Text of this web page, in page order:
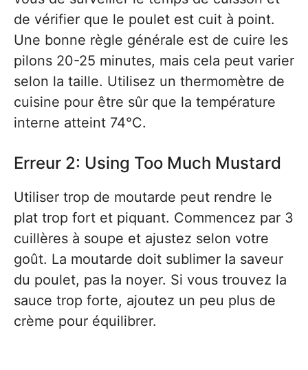
de vérifier que le poulet est cuit à point.
Une bonne règle générale est de cuire les
pilons 20-25 minutes, mais cela peut varier
selon la taille. Utilisez un thermomètre de
cuisine pour être sûr que la température
interne atteint 74°C.
Erreur 2: Using Too Much Mustard
Utiliser trop de moutarde peut rendre le
plat trop fort et piquant. Commencez par 3
cuillères à soupe et ajustez selon votre
goût. La moutarde doit sublimer la saveur
du poulet, pas la noyer. Si vous trouvez la
sauce trop forte, ajoutez un peu plus de
crème pour équilibrer.